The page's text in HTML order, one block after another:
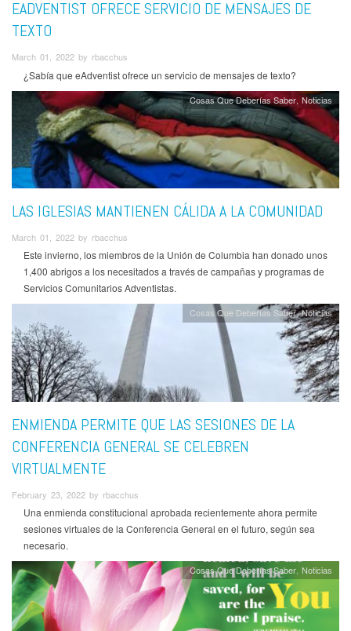
EADVENTIST OFRECE SERVICIO DE MENSAJES DE
TEXTO
March 01, 2022 by rbacchus
¿Sabía que eAdventist ofrece un servicio de mensajes de texto?
Cosas Que Deberías Saber Noticias
LAS IGLESIAS MANTIENEN CÁLIDA A LA COMUNIDAD
March 01, 2022 by rbacchus
Este invierno, los miembros de la Unión de Columbia han donado unos
1,400 abrigos a los necesitados a través de campañas y programas de
Servicios Comunitarios Adventistas.
Cosas Que Deberías Saber Noticias
ENMIENDA PERMITE QUE LAS SESIONES DE LA
CONFERENCIA GENERAL SE CELEBREN
VIRTUALMENTE
February 23, 2022 by rbacchus
Una enmienda constitucional aprobada recientemente ahora permite
sesiones virtuales de la Conferencia General en el futuro, según sea
necesario.
Cosas Que Deberías Saber Noticias